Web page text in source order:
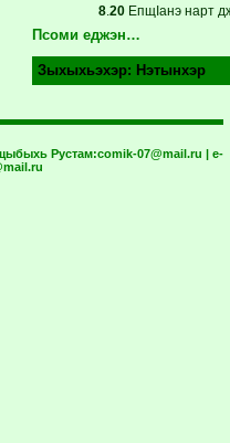
8. 20ЕпщIанэ нарт
Псоми еджэн…
Зыхыхьэхэр: Нэтынхэр
Рустам:comik-07@mail.ru | e-